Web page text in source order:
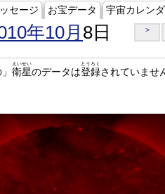
セージ お宝データ 宇宙カレン
年10月 8日 >
衛星
えいせい
のデータは登録
とうろく
されていませ